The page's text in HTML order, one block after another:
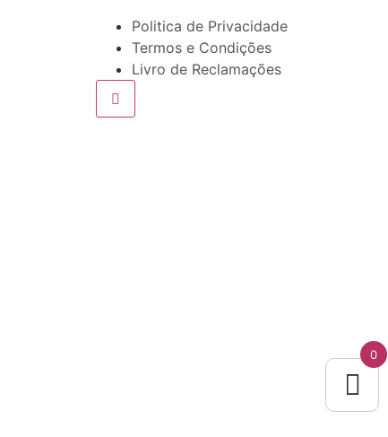
Politica de Privacidade
Termos e Condições
Livro de Reclamações
0